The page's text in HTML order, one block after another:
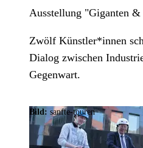
Ausstellung "Giganten
Zwölf Künstler*innen
Dialog zwischen
Gegenwart.
Bild: sanfte-touren